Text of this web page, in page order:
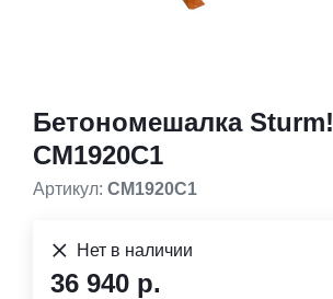
Бетономешалка Sturm!
CM1920C1
Артикул: CM1920C1
Нет в наличии
36 940 р.